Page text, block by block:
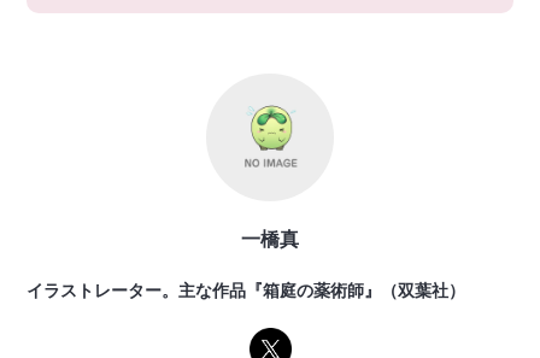
一橋真
イラストレーター。主な作品『箱庭の薬術師』（双葉社）